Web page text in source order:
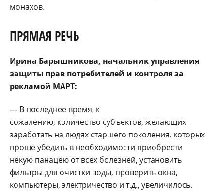
монахов.
ПРЯМАЯ РЕЧЬ
Ирина Барышникова, начальник управления
защиты прав потребителей и контроля за
рекламой МАРТ:
— В последнее время, к
сожалению, количество субъектов, желающих
заработать на людях старшего поколения, которых
проще убедить в необходимости приобрести
некую панацею от всех болезней, установить
фильтры для очистки воды, проверить окна,
компьютеры, электричество и т.д., увеличилось.